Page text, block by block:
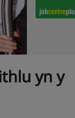
yn y